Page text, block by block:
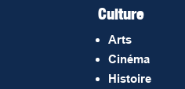
Culture
Arts
Cinéma
Histoire